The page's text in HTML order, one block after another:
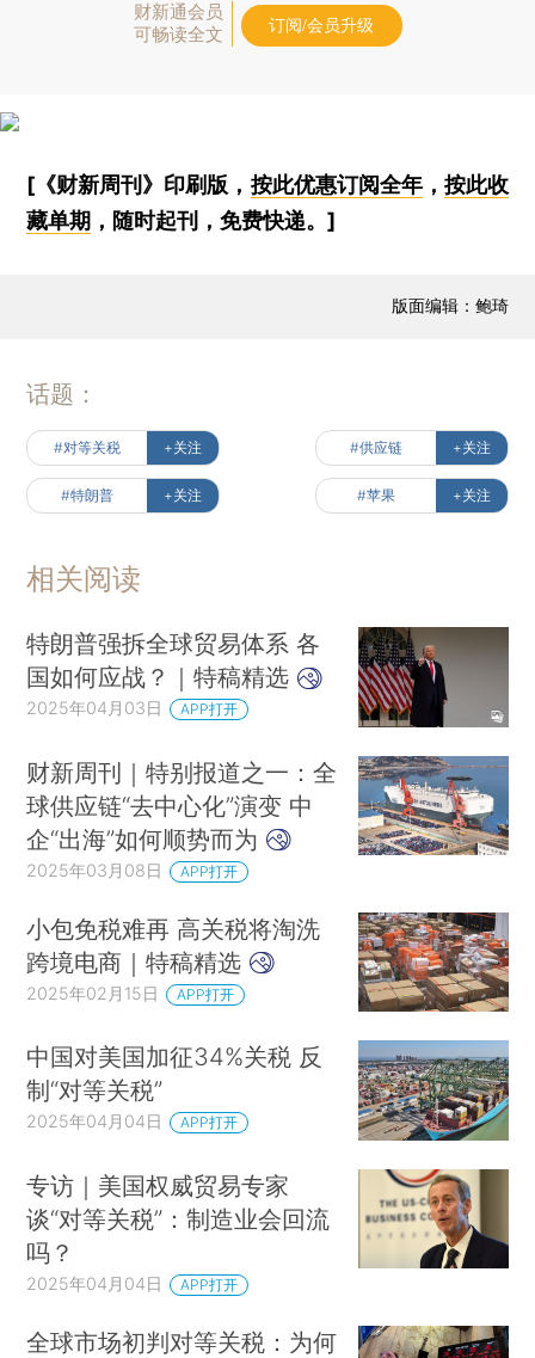
财新通会员
可畅读全文
订阅/会员升级
[《财新周刊》印刷版， 按此优惠订阅全年， 按此收
藏单期 ，随时起刊，免费快递。]
版面编辑：鲍琦
话题：
#对等关税 +关注 #供应链 +关注
#特朗普 +关注 #苹果 +关注
相关阅读
特朗普强拆全球贸易体系 各
国如何应战？｜特稿精选
2025年04月03日 APP打开
财新周刊｜特别报道之一：全
球供应链“去中心化”演变 中
企“出海”如何顺势而为
2025年03月08日 APP打开
小包免税难再 高关税将淘洗
跨境电商｜特稿精选
2025年02月15日 APP打开
中国对美国加征34%关税 反
制“对等关税”
2025年04月04日 APP打开
专访｜美国权威贸易专家
谈“对等关税”：制造业会回流
吗？
2025年04月04日 APP打开
全球市场初判对等关税：为何